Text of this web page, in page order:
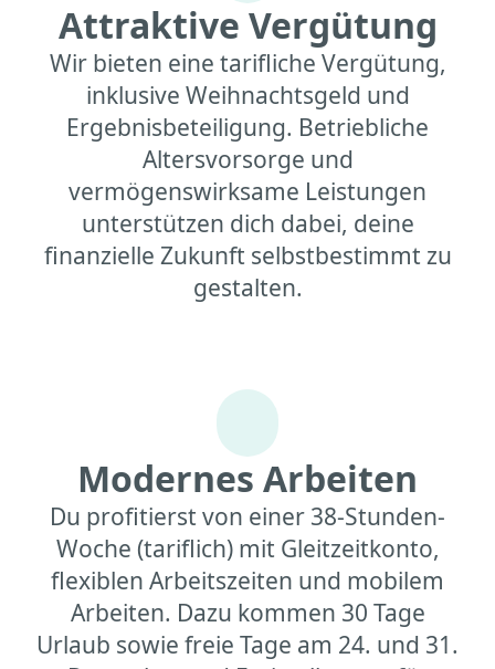
Attraktive Vergütung
Wir bieten eine tarifliche Vergütung,
inklusive Weihnachtsgeld und
Ergebnisbeteiligung. Betriebliche
Altersvorsorge und
vermögenswirksame Leistungen
unterstützen dich dabei, deine
finanzielle Zukunft selbstbestimmt zu
gestalten.
Modernes Arbeiten
Du profitierst von einer 38-Stunden-
Woche (tariflich) mit Gleitzeitkonto,
flexiblen Arbeitszeiten und mobilem
Arbeiten. Dazu kommen 30 Tage
Urlaub sowie freie Tage am 24. und 31.